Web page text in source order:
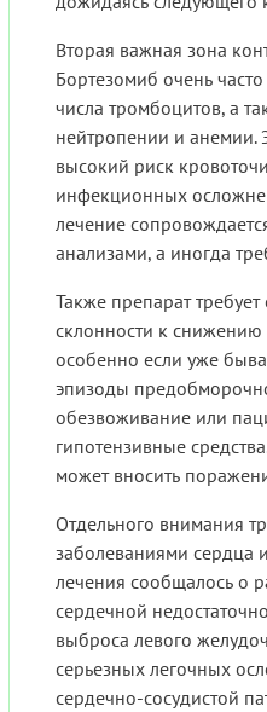
Вторая важная зона
Бортезомиб очень
числа тромбоцитов, а
нейтропении и анемии.
высокий риск
инфекционных
лечение
анализами, а иногда
Также препарат
склонности к снижению
особенно если уже
эпизоды
обезвоживание или
гипотензивные
может вносить
Отдельного внимания
заболеваниями сердца
лечения сообщалось о
сердечной
выброса левого
серьезных легочных
сердечно-сосудистой